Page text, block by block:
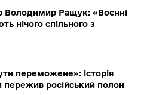
Володимир Ращук: «Воєнні
нічого спільного з
переможене»: історія
пережив російський полон